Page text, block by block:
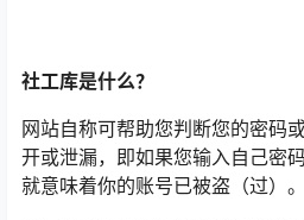
社工库是什么？
网站自称可帮助您判断您的密码
开或泄漏，即如果您输入自己密
就意味着你的账号已被盗（过）。